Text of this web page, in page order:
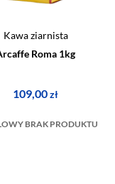
Kawa ziarnista
Roma 1kg
109,00zł
BRAK PRODUKTU